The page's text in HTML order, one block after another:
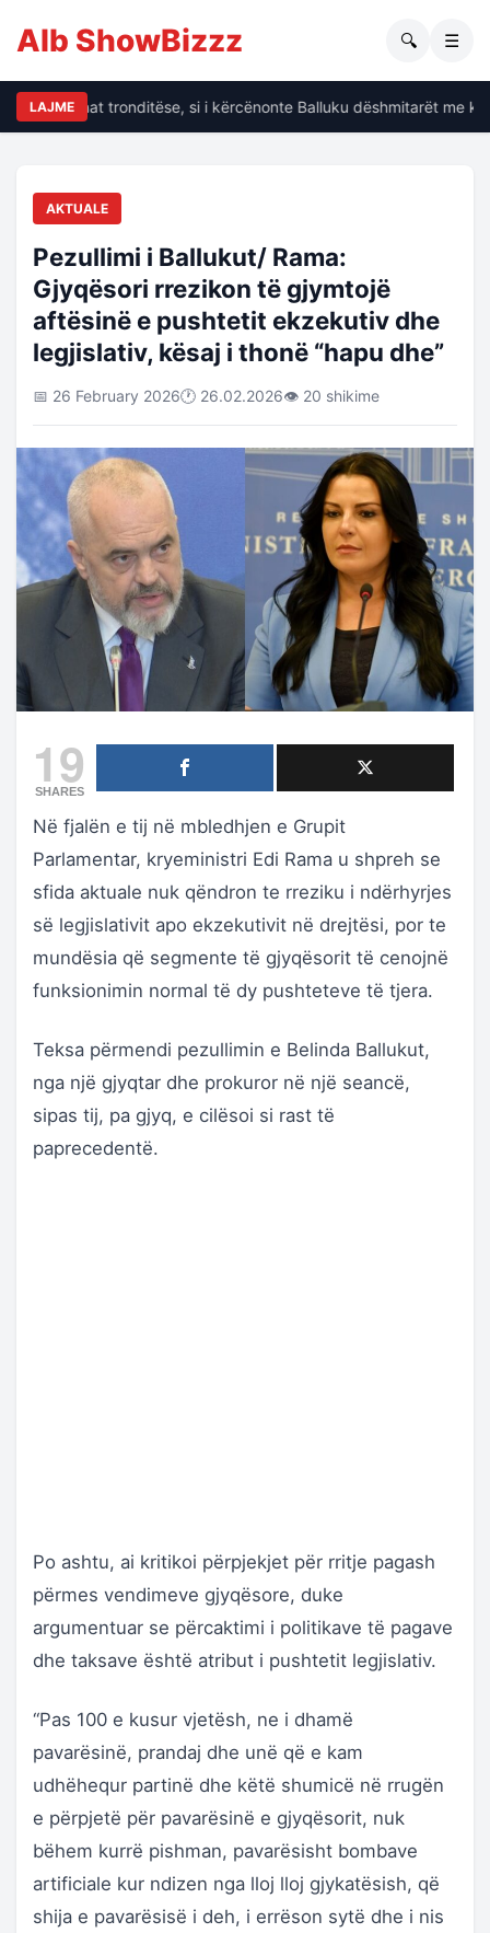
Alb ShowBizzz 🔍 ☰
LAJME
të dhënat tronditëse, si i kërcënonte Balluku dëshmitarët me
AKTUALE
Pezullimi i Ballukut/ Rama:
Gjyqësori rrezikon të gjymtojë
aftësinë e pushtetit ekzekutiv dhe
legjislativ, kësaj i thonë “hapu dhe”
📅 26 February 2026🕐 26.02.2026👁 20 shikime
19
SHARES
Në fjalën e tij në mbledhjen e Grupit
Parlamentar, kryeministri Edi Rama u shpreh se
sfida aktuale nuk qëndron te rreziku i ndërhyrjes
së legjislativit apo ekzekutivit në drejtësi, por te
mundësia që segmente të gjyqësorit të cenojnë
funksionimin normal të dy pushteteve të tjera.
Teksa përmendi pezullimin e Belinda Ballukut,
nga një gjyqtar dhe prokuror në një seancë,
sipas tij, pa gjyq, e cilësoi si rast të
paprecedentë.
Po ashtu, ai kritikoi përpjekjet për rritje pagash
përmes vendimeve gjyqësore, duke
argumentuar se përcaktimi i politikave të pagave
dhe taksave është atribut i pushtetit legjislativ.
“Pas 100 e kusur vjetësh, ne i dhamë
pavarësinë, prandaj dhe unë që e kam
udhëhequr partinë dhe këtë shumicë në rrugën
e përpjetë për pavarësinë e gjyqësorit, nuk
bëhem kurrë pishman, pavarësisht bombave
artificiale kur ndizen nga lloj lloj gjykatësish, që
shija e pavarësisë i deh, i errëson sytë dhe i nis